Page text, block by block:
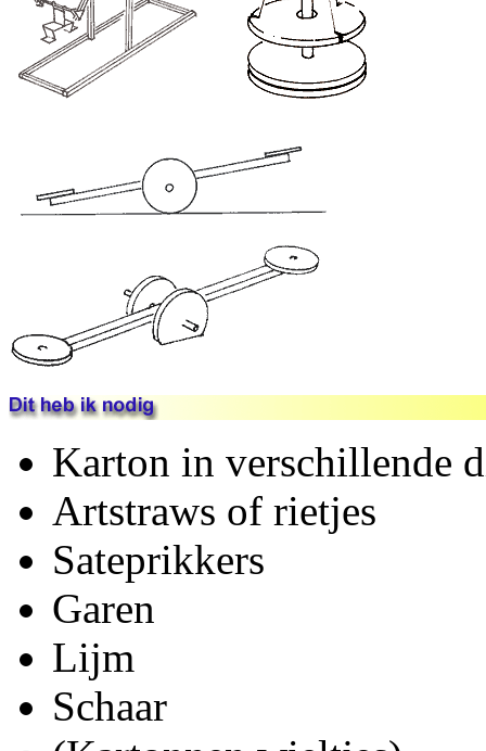
Karton in verschillende
Artstraws of rietjes
Sateprikkers
Garen
Lijm
Schaar